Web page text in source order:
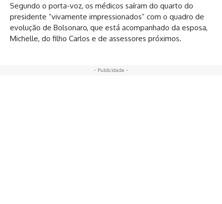
Segundo o porta-voz, os médicos saíram do quarto do
presidente “vivamente impressionados” com o quadro de
evolução de Bolsonaro, que está acompanhado da esposa,
Michelle, do filho Carlos e de assessores próximos.
- Publicidade -